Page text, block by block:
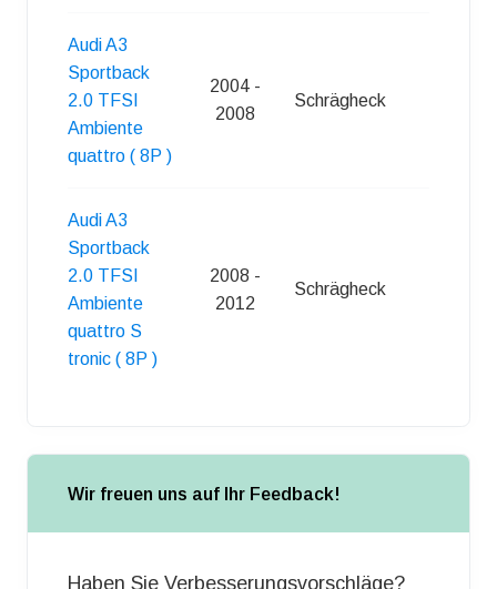
Audi A3
Sportback
2.0 TFSI
Ambiente
quattro ( 8P )
2004 -
2008
Schrägheck
Audi A3
Sportback
2.0 TFSI
Ambiente
quattro S
tronic ( 8P )
2008 -
2012
Schrägheck
Wir freuen uns auf Ihr Feedback!
Haben Sie Verbesserungsvorschläge?